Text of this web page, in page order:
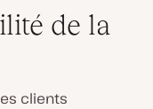
de la
clients